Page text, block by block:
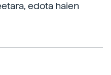
edota haien